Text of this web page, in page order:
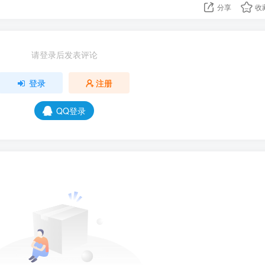
分享 收
请登录后发表评论
登录 注册
QQ登录